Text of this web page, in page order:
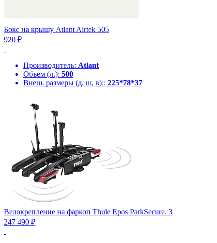
Бокс на крышу Atlant Airtek 505
920 ₽
Производитель: Atlant
Объем (л.): 500
Внеш. размеры (д, ш, в):: 225*78*37
Велокрепление на фаркоп Thule Epos ParkSecure. 3
247 490 ₽